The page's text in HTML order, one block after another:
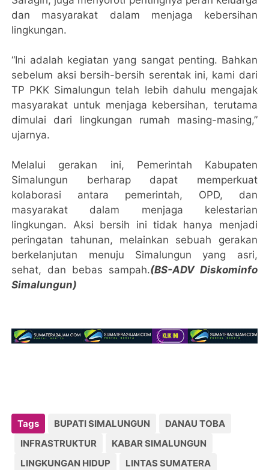
dan masyarakat dalam menjaga kebersihan
lingkungan.
“Ini adalah kegiatan yang sangat penting. Bahkan
sebelum aksi bersih-bersih serentak ini, kami dari
TP PKK Simalungun telah lebih dahulu mengajak
masyarakat untuk menjaga kebersihan, terutama
dimulai dari lingkungan rumah masing-masing,”
ujarnya.
Melalui gerakan ini, Pemerintah Kabupaten
Simalungun berharap dapat memperkuat
kolaborasi antara pemerintah, OPD, dan
masyarakat dalam menjaga kelestarian
lingkungan. Aksi bersih ini tidak hanya menjadi
peringatan tahunan, melainkan sebuah gerakan
berkelanjutan menuju Simalungun yang asri,
sehat, dan bebas sampah.(BS-ADV Diskominfo
Simalungun)
Tags BUPATI SIMALUNGUN
DANAU TOBA
INFRASTRUKTUR
KABAR SIMALUNGUN
LINGKUNGAN HIDUP
LINTAS SUMATERA